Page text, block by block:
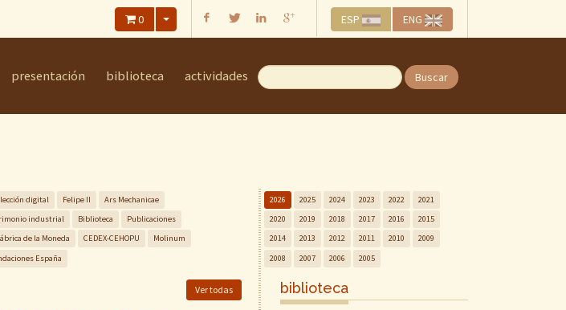
ESP ENG
0
Buscar
presentación biblioteca actividades
digital Felipe II
Ars Mechanicae
industrial Biblioteca
Publicaciones
de la Moneda CEDEX-CEHOPU
Molinum
España
Ver todas
2026 2025 2024 2023 2022
2021
2020
2019 2018 2017 2016
2015
2014
2013 2012 2011 2010
2009
2008
2007 2006 2005
biblioteca